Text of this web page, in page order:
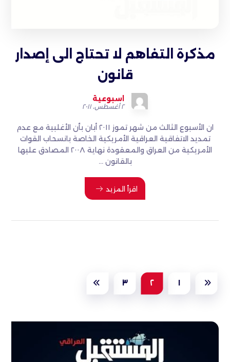
مذكرة التفاهم لا تحتاج الى إصدار
قانون
اسبوعية
٢ أغسطس، ٢٠١١
ان الأسبوع الثالث من شهر تموز ٢٠١١ أبان بأن الأغلبية مع عدم
تمديد الاتفاقية العراقية الأمريكية الخاصة بانسحاب القوات
الأمريكية من العراق والمعقودة نهاية ٢٠٠٨ المصادق عليها
بالقانون ...
اقرأ المزيد
٢ ٣